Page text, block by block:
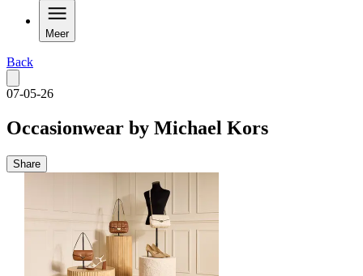
Meer
Back
07-05-26
Occasionwear by Michael Kors
Share